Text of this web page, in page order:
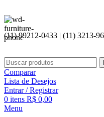
(11) 99212-0433 | (11) 3213-
Comparar
Lista de Desejos
Entrar / Registrar
0 itens R$ 0,00
Menu